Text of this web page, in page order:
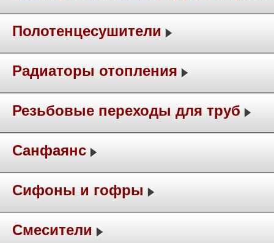
Полотенцесушители
Радиаторы отопления
Резьбовые переходы для труб
Санфаянс
Сифоны и гофры
Смесители